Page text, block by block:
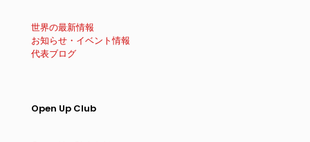
世界の最新情報
お知らせ・イベント情報
代表ブログ
Open Up Club